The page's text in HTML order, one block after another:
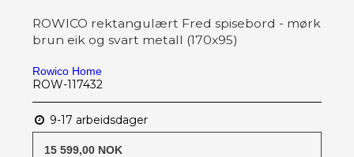
ROWICO rektangulært Fred spisebord - mørk
brun eik og svart metall (170x95)
Rowico Home
ROW-117432
9-17 arbeidsdager
15 599,00 NOK